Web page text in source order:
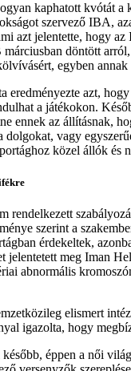
kaphatott kvótát a
szervező IBA,
azt jelentette, hogy
döntött
egyben
eredményezte azt,
a játékokon.
ennek az állításnak,
dolgokat, vagy
közel állók és
rendelkezett
szerint a
érdekeltek,
meg Iman
abnormális
elismert
igazolta, hogy
éppen a női